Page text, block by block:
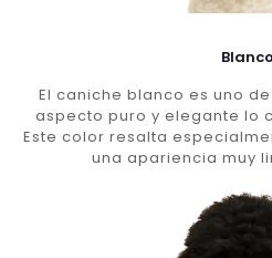
Blanco
El caniche blanco es uno
aspecto puro y elegante lo
Este color resalta
una apariencia muy